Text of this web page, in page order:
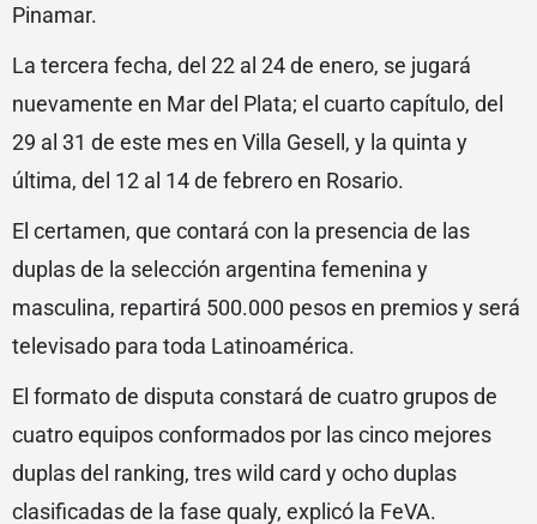
Pinamar.
La tercera fecha, del 22 al 24 de enero, se jugará
nuevamente en Mar del Plata; el cuarto capítulo, del
29 al 31 de este mes en Villa Gesell, y la quinta y
última, del 12 al 14 de febrero en Rosario.
El certamen, que contará con la presencia de las
duplas de la selección argentina femenina y
masculina, repartirá 500.000 pesos en premios y será
televisado para toda Latinoamérica.
El formato de disputa constará de cuatro grupos de
cuatro equipos conformados por las cinco mejores
duplas del ranking, tres wild card y ocho duplas
clasificadas de la fase qualy, explicó la FeVA.